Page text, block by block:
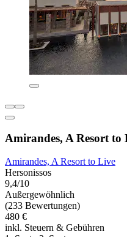
Amirandes, A Resort to
Amirandes, A Resort to Live
Hersonissos
9,4/10
Außergewöhnlich
(233 Bewertungen)
480 €
inkl. Steuern & Gebühren